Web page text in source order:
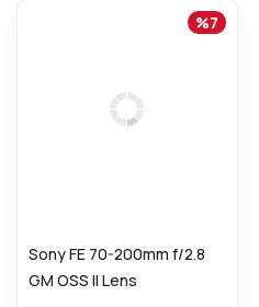
Sony FE 70-200mm f/2.8
GM OSS II Lens
%7